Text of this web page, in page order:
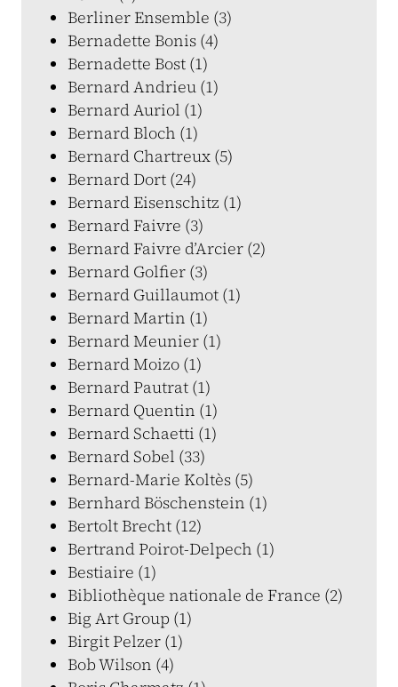
Berliner Ensemble (3)
Bernadette Bonis (4)
Bernadette Bost (1)
Bernard Andrieu (1)
Bernard Auriol (1)
Bernard Bloch (1)
Bernard Chartreux (5)
Bernard Dort (24)
Bernard Eisenschitz (1)
Bernard Faivre (3)
Bernard Faivre d’Arcier (2)
Bernard Golfier (3)
Bernard Guillaumot (1)
Bernard Martin (1)
Bernard Meunier (1)
Bernard Moizo (1)
Bernard Pautrat (1)
Bernard Quentin (1)
Bernard Schaetti (1)
Bernard Sobel (33)
Bernard-Marie Koltès (5)
Bernhard Böschenstein (1)
Bertolt Brecht (12)
Bertrand Poirot-Delpech (1)
Bestiaire (1)
Bibliothèque nationale de France (2)
Big Art Group (1)
Birgit Pelzer (1)
Bob Wilson (4)